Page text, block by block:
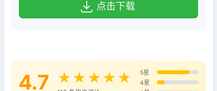
点击下载
4.7 ★★★★★
5星
4星